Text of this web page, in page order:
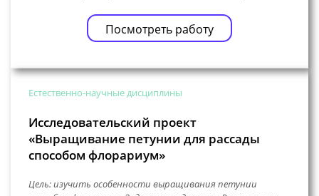
Посмотреть работу
Естественно-научные дисциплины
Исследовательский проект
«Выращивание петунии для рассады
способом флорариум»
Цель: изучить особенности выращивания петунии